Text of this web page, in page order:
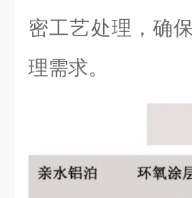
密工艺处理，确
理需求。